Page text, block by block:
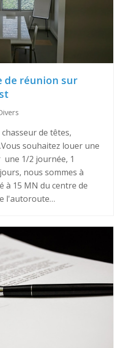
de réunion sur
de têtes,
souhaitez louer une
1/2 journée, 1
nous sommes à
à 15 MN du centre de
l'autoroute…